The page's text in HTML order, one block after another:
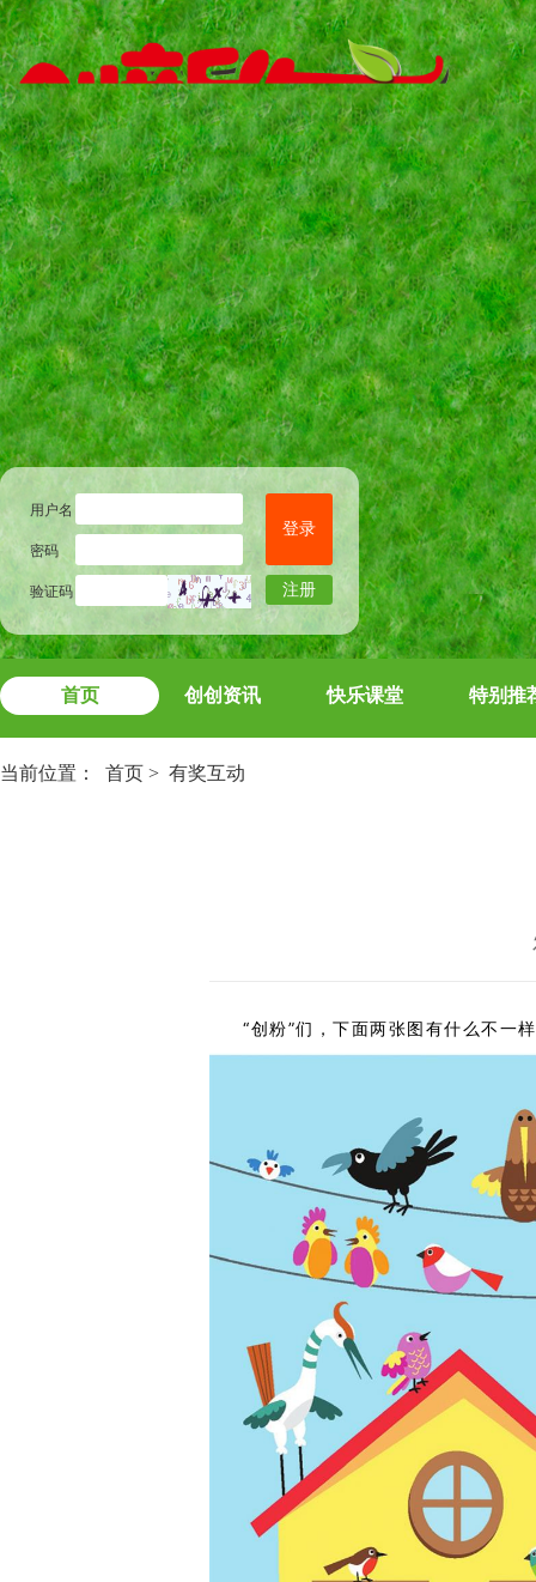
用户名
密码
验证码
登录
注册
首页 创创资讯 快乐课堂 特别推
当前位置： 首页 > 有奖互动
“创粉”们，下面两张图有什么不一